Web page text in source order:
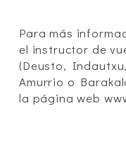
Para más
el instructor de
(Deusto,
Amurrio o
la página web